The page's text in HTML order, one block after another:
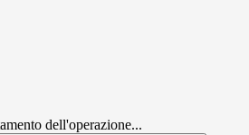
dell'operazione...